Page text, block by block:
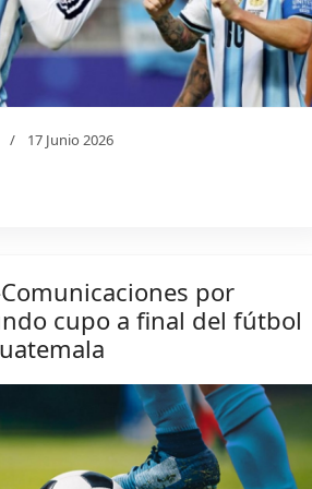
17 Junio 2026
por
cupo a final del fútbol